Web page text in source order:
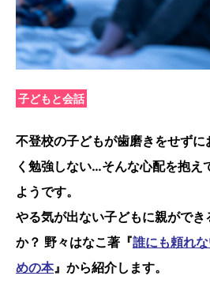
子どもと会話
不登校の子どもが歯磨きをせず
く勉強しない…そんな心配を抱え
ようです。
やる気が出ない子どもに親ができ
か？ 野々はなこ著『誰にも頼れ
めの本』から紹介します。